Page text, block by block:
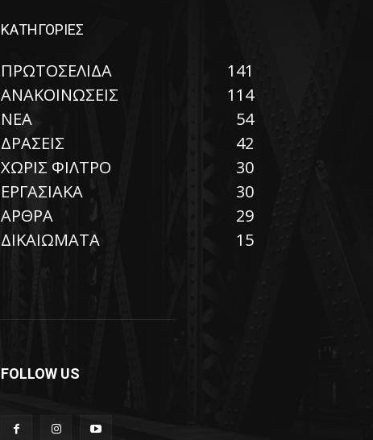
ΚΑΤΗΓΟΡΙΕΣ
ΠΡΩΤΟΣΕΛΙΔΑ
141
ΑΝΑΚΟΙΝΩΣΕΙΣ
114
ΝΕΑ
54
ΔΡΑΣΕΙΣ
42
ΧΩΡΙΣ ΦΙΛΤΡΟ
30
ΕΡΓΑΣΙΑΚΑ
30
ΑΡΘΡΑ
29
ΔΙΚΑΙΩΜΑΤΑ
15
FOLLOW US